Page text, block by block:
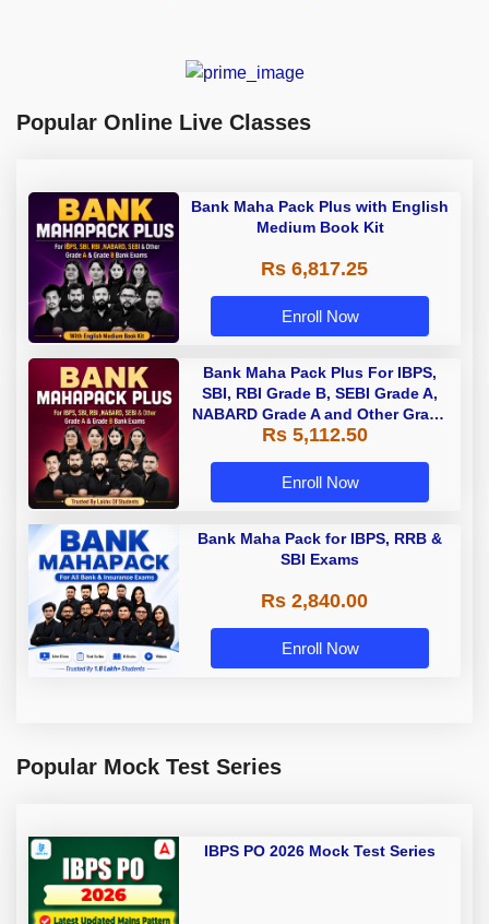
Popular Online Live Classes
Bank Maha Pack Plus with English
Medium Book Kit
Rs 6,817.25
Enroll Now
Bank Maha Pack Plus For IBPS,
SBI, RBI Grade B, SEBI Grade A,
NABARD Grade A and Other Grade
A & Grade B Bank Exams
Rs 5,112.50
Enroll Now
Bank Maha Pack for IBPS, RRB &
SBI Exams
Rs 2,840.00
Enroll Now
Popular Mock Test Series
IBPS PO 2026 Mock Test Series